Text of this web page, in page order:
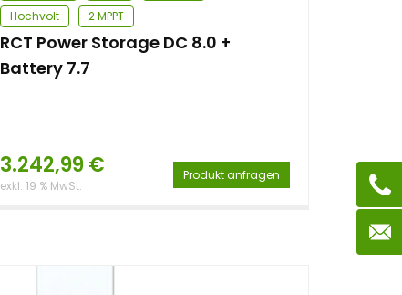
Hochvolt
2 MPPT
RCT Power Storage DC 8.0 +
Battery 7.7
3.242,99€
exkl. 19 % MwSt.
Produkt anfragen